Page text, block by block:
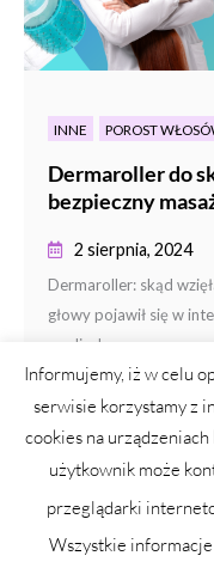
INNE POROST
Dermaroller do
bezpieczny
2 sierpnia, 2024
Dermaroller: skąd
głowy pojawił się w
mediach...
CZYTAJ DALEJ
Informujemy, iż w celu
serwisie korzystamy z
cookies na
użytkownik może
przeglądarki
Wszystkie